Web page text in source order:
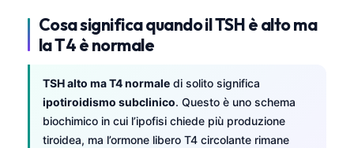
Cosa significa quando il TSH è alto ma
la T4 è normale
TSH alto ma T4 normale di solito significa
ipotiroidismo subclinico. Questo è uno schema
biochimico in cui l’ipofisi chiede più produzione
tiroidea, ma l’ormone libero T4 circolante rimane